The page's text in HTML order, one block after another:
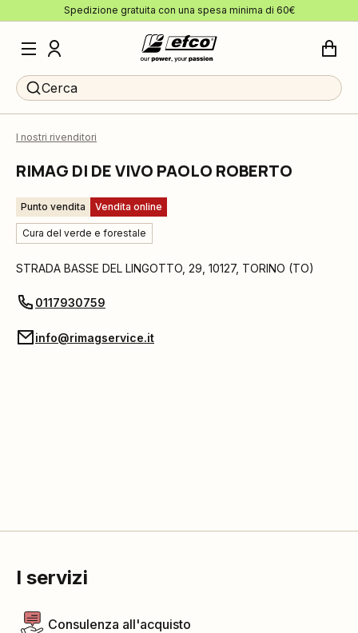
Spedizione gratuita con una spesa minima di 60€
Cerca
I nostri rivenditori
RIMAG DI DE VIVO PAOLO ROBERTO
Punto vendita Vendita online
Cura del verde e forestale
STRADA BASSE DEL LINGOTTO, 29 10127, TORINO (TO)
0117930759
info@rimagservice.it
I servizi
Consulenza all'acquisto